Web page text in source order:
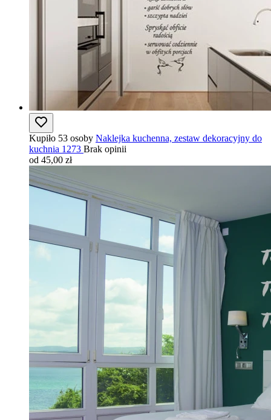
Kupiło 53 osoby Naklejka kuchenna, zestaw dekoracyjny do
kuchnia 1273 Brak opinii
od 45,00 zł